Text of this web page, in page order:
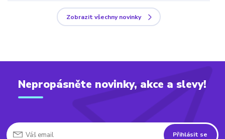
Zobrazit všechny novinky
Nepropásněte novinky, akce a slevy!
Přihlásit se